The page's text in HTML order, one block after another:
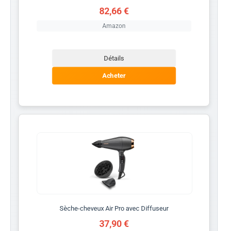
82,66 €
Amazon
Détails
Acheter
Sèche-cheveux Air Pro avec Diffuseur
37,90 €